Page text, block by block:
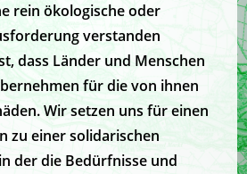
rein ökologische oder
verstanden
dass Länder und Menschen
für die von ihnen
Wir setzen uns für einen
zu einer solidarischen
der die Bedürfnisse und